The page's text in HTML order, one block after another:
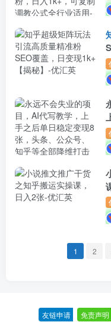
1 2
友链申请 免责声明